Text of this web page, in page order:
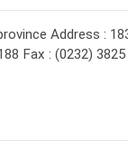
Address :
Fax : (0232)